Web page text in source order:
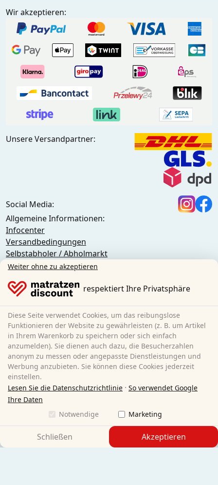
Wir akzeptieren:
Unsere Versandpartner:
Social Media:
Allgemeine Informationen:
Infocenter
Versandbedingungen
Selbstabholer / Abholmarkt
Gewerbe / Öffentliche Einrichtungen / Großkunden
AGB (Privatkunden)
AGB (Geschäftskunden)
Datenschutz
Cookies
Widerrufsbelehrung
Impressum
Vertrag widerrufen
Sleezzz GmbH
Grebbener Str. 7
52525 Heinsberg
+49 2452-9285830
customer-service@matratzen.discount
Weiter ohne zu akzeptieren
respektiert Ihre Privatsphäre
Diese Seite verwendet Cookies, um das reibungslose
Funktionieren der Website zu gewährleisten (z. B. um Artikel
in Ihrem Warenkorb zu speichern oder sich einfach
anzumelden). Sie dienen auch dazu, die Besucherzahlen
anonym zu messen oder angepasste Dienstleistungen und
Werbung anzubieten. Sie können diese Cookies jederzeit
einstellen.
Lesen Sie die Datenschutzrichtlinie · So verwendet Google
Ihre Daten
Notwendige
Marketing
Schließen Akzeptieren